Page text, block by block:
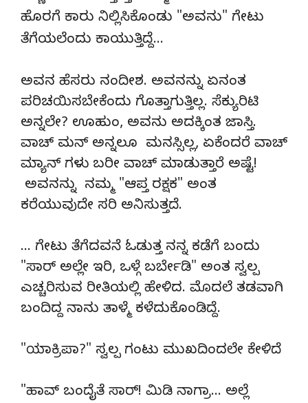
ಹೊರಗೆ ಕಾರು ನಿಲ್ಲಿಸಿಕೊಂಡು "ಅವನು" ಗೇಟು
ತೆಗೆಯಲೆಂದು ಕಾಯುತ್ತಿದ್ದೆ…
ಅವನ ಹೆಸರು ನಂದೀಶ. ಅವನನ್ನು ಏನಂತ
ಪರಿಚಯಿಸಬೇಕೆಂದು ಗೊತ್ತಾಗುತ್ತಿಲ್ಲ. ಸೆಕ್ಯುರಿಟಿ
ಅನ್ನಲೇ? ಊಹುಂ, ಅವನು ಅದಕ್ಕಿಂತ ಜಾಸ್ತಿ.
ವಾಚ್ ಮನ್ ಅನ್ನಲೂ ಮನಸ್ಸಿಲ್ಲ, ಏಕೆಂದರೆ ವಾಚ್
ಮ್ಯಾನ್ ಗಳು ಬರೀ ವಾಚ್ ಮಾಡುತ್ತಾರೆ ಅಷ್ಟೆ!
ಅವನನ್ನು ನಮ್ಮ "ಆಪ್ತ ರಕ್ಷಕ" ಅಂತ
ಕರೆಯುವುದೇ ಸರಿ ಅನಿಸುತ್ತದೆ.
… ಗೇಟು ತೆಗೆದವನೆ ಓಡುತ್ತ ನನ್ನ ಕಡೆಗೆ ಬಂದು
"ಸಾರ್ ಅಲ್ಲೇ ಇರಿ, ಒಳ್ಗೆ ಬರ್ಬೇಡಿ" ಅಂತ ಸ್ವಲ್ಪ
ಎಚ್ಚರಿಸುವ ರೀತಿಯಲ್ಲಿ ಹೇಳಿದ. ಮೊದಲೆ ತಡವಾಗಿ
ಬಂದಿದ್ದ ನಾನು ತಾಳ್ಮೆ ಕಳೆದುಕೊಂಡಿದ್ದೆ.
"ಯಾಕ್ರಿಪಾ?" ಸ್ವಲ್ಪ ಗಂಟು ಮುಖದಿಂದಲೇ ಕೇಳಿದೆ
"ಹಾವ್ ಬಂದೈತೆ ಸಾರ್! ಮಿಡಿ ನಾಗ್ರಾ… ಅಲ್ಲೆ